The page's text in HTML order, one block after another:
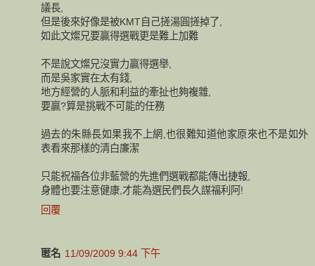
議長,
但是後來好像是被KMT自己搓湯圓搓掉了,
如此文燦兄要贏得選戰更是難上加難
不是說文燦兄沒實力贏得選舉,
而是吳家實在太有錢,
地方經營的人脈和利益的牽扯也夠複雜,
要贏?算是挑戰不可能的任務
過去的朱縣長如果我不上網,也很難知道他家原來也不是如外
表看來那樣的清白廉潔
只能祝福各位非藍營的先進們選戰都能傳出捷報,
身體也要注意健康,才能為選民們長久謀福利阿!
回覆
匿名 11/09/2009 9:44 下午